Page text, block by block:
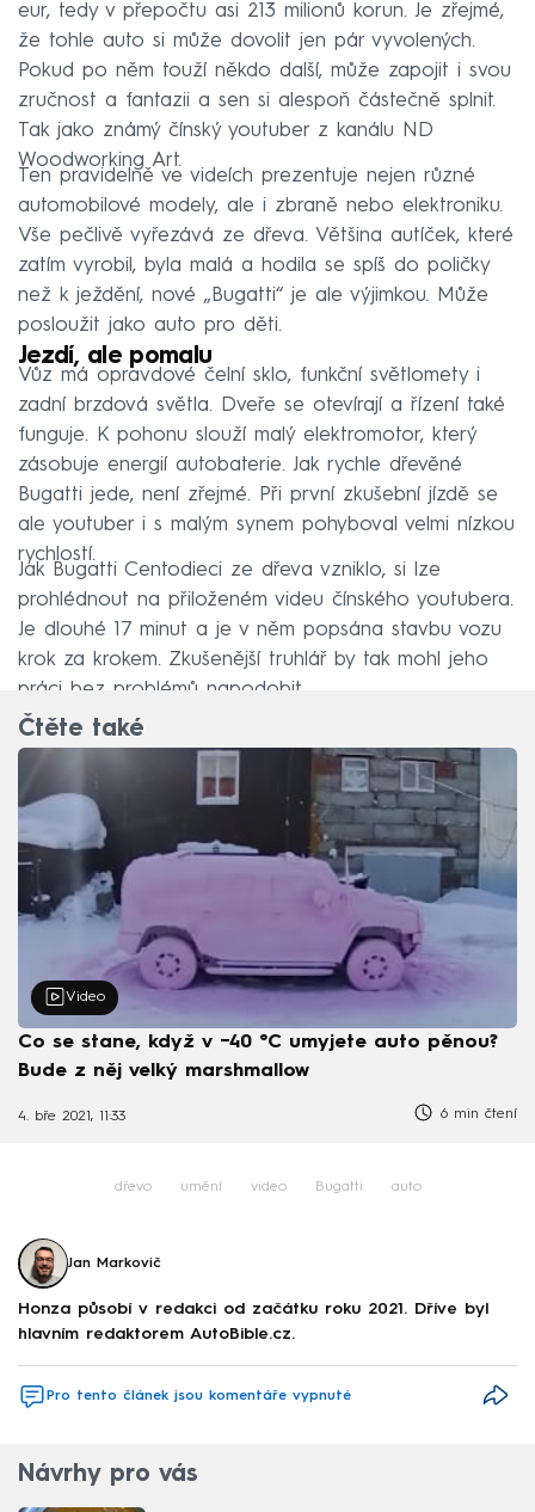
eur, tedy v přepočtu asi 213 milionů korun. Je zřejmé,
že tohle auto si může dovolit jen pár vyvolených.
Pokud po něm touží někdo další, může zapojit i svou
zručnost a fantazii a sen si alespoň částečně splnit.
Tak jako známý čínský youtuber z kanálu ND
Woodworking Art.
Ten pravidelně ve videích prezentuje nejen různé
automobilové modely, ale i zbraně nebo elektroniku.
Vše pečlivě vyřezává ze dřeva. Většina autíček, které
zatím vyrobil, byla malá a hodila se spíš do poličky
než k ježdění, nové „Bugatti“ je ale výjimkou. Může
posloužit jako auto pro děti.
Jezdí, ale pomalu
Vůz má opravdové čelní sklo, funkční světlomety i
zadní brzdová světla. Dveře se otevírají a řízení také
funguje. K pohonu slouží malý elektromotor, který
zásobuje energií autobaterie. Jak rychle dřevěné
Bugatti jede, není zřejmé. Při první zkušební jízdě se
ale youtuber i s malým synem pohyboval velmi nízkou
rychlostí.
Jak Bugatti Centodieci ze dřeva vzniklo, si lze
prohlédnout na přiloženém videu čínského youtubera.
Je dlouhé 17 minut a je v něm popsána stavbu vozu
krok za krokem. Zkušenější truhlář by tak mohl jeho
práci bez problémů napodobit.
Čtěte také
Video
Co se stane, když v −40 °C umyjete auto pěnou?
Bude z něj velký marshmallow
4. bře 2021, 11:33 6 min čtení
dřevo umění video Bugatti auto
Jan Markovič
Honza působí v redakci od začátku roku 2021. Dříve byl
hlavním redaktorem AutoBible.cz.
Pro tento článek jsou komentáře vypnuté
Návrhy pro vás